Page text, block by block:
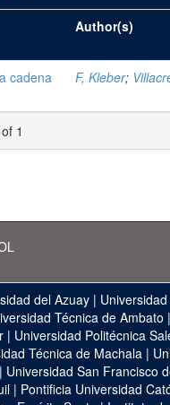
Author(s)
cadena
F, Kleber;
1
del Azuay |
Técnica de Ambato |
| Universidad Politécnica
Técnica de Machala |
| Universidad San Francisco
| Pontificia Universidad